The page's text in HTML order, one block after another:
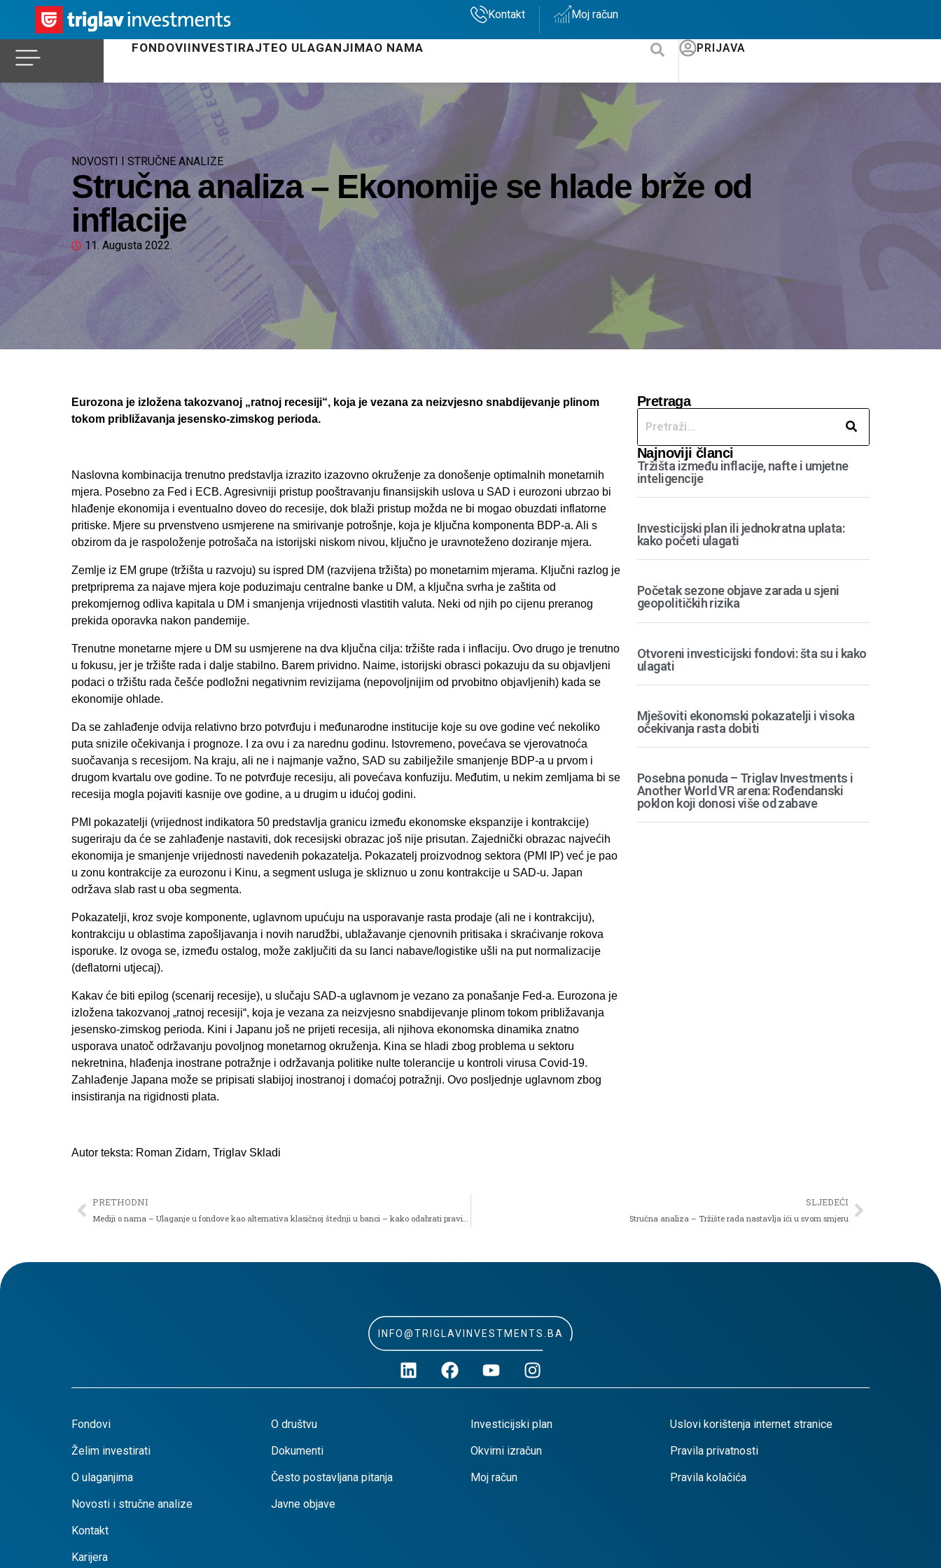
Kontakt Moj račun
FONDOVIINVESTIRAJTEO ULAGANJIMAO NAMA PRIJAVA
NOVOSTI I STRUČNE ANALIZE
Stručna analiza – Ekonomije se hlade brže od
inflacije
11. Augusta 2022.
Eurozona je izložena takozvanoj „ratnoj recesiji“, koja je vezana za neizvjesno snabdijevanje plinom
tokom približavanja jesensko-zimskog perioda.
Naslovna kombinacija trenutno predstavlja izrazito izazovno okruženje za donošenje optimalnih monetarnih
mjera. Posebno za Fed i ECB. Agresivniji pristup pooštravanju finansijskih uslova u SAD i eurozoni ubrzao bi
hlađenje ekonomija i eventualno doveo do recesije, dok blaži pristup možda ne bi mogao obuzdati inflatorne
pritiske. Mjere su prvenstveno usmjerene na smirivanje potrošnje, koja je ključna komponenta BDP-a. Ali s
obzirom da je raspoloženje potrošača na istorijski niskom nivou, ključno je uravnoteženo doziranje mjera.
Zemlje iz EM grupe (tržišta u razvoju) su ispred DM (razvijena tržišta) po monetarnim mjerama. Ključni razlog je
pretpriprema za najave mjera koje poduzimaju centralne banke u DM, a ključna svrha je zaštita od
prekomjernog odliva kapitala u DM i smanjenja vrijednosti vlastitih valuta. Neki od njih po cijenu preranog
prekida oporavka nakon pandemije.
Trenutne monetarne mjere u DM su usmjerene na dva ključna cilja: tržište rada i inflaciju. Ovo drugo je trenutno
u fokusu, jer je tržište rada i dalje stabilno. Barem prividno. Naime, istorijski obrasci pokazuju da su objavljeni
podaci o tržištu rada češće podložni negativnim revizijama (nepovoljnijim od prvobitno objavljenih) kada se
ekonomije ohlade.
Da se zahlađenje odvija relativno brzo potvrđuju i međunarodne institucije koje su ove godine već nekoliko
puta snizile očekivanja i prognoze. I za ovu i za narednu godinu. Istovremeno, povećava se vjerovatnoća
suočavanja s recesijom. Na kraju, ali ne i najmanje važno, SAD su zabilježile smanjenje BDP-a u prvom i
drugom kvartalu ove godine. To ne potvrđuje recesiju, ali povećava konfuziju. Međutim, u nekim zemljama bi se
recesija mogla pojaviti kasnije ove godine, a u drugim u idućoj godini.
PMI pokazatelji (vrijednost indikatora 50 predstavlja granicu između ekonomske ekspanzije i kontrakcije)
sugeriraju da će se zahlađenje nastaviti, dok recesijski obrazac još nije prisutan. Zajednički obrazac najvećih
ekonomija je smanjenje vrijednosti navedenih pokazatelja. Pokazatelj proizvodnog sektora (PMI IP) već je pao
u zonu kontrakcije za eurozonu i Kinu, a segment usluga je skliznuo u zonu kontrakcije u SAD-u. Japan
održava slab rast u oba segmenta.
Pokazatelji, kroz svoje komponente, uglavnom upućuju na usporavanje rasta prodaje (ali ne i kontrakciju),
kontrakciju u oblastima zapošljavanja i novih narudžbi, ublažavanje cjenovnih pritisaka i skraćivanje rokova
isporuke. Iz ovoga se, između ostalog, može zaključiti da su lanci nabave/logistike ušli na put normalizacije
(deflatorni utjecaj).
Kakav će biti epilog (scenarij recesije), u slučaju SAD-a uglavnom je vezano za ponašanje Fed-a. Eurozona je
izložena takozvanoj „ratnoj recesiji“, koja je vezana za neizvjesno snabdijevanje plinom tokom približavanja
jesensko-zimskog perioda. Kini i Japanu još ne prijeti recesija, ali njihova ekonomska dinamika znatno
usporava unatoč održavanju povoljnog monetarnog okruženja. Kina se hladi zbog problema u sektoru
nekretnina, hlađenja inostrane potražnje i održavanja politike nulte tolerancije u kontroli virusa Covid-19.
Zahlađenje Japana može se pripisati slabijoj inostranoj i domaćoj potražnji. Ovo posljednje uglavnom zbog
insistiranja na rigidnosti plata.
Autor teksta: Roman Zidarn, Triglav Skladi
Pretraga
Najnoviji članci
Tržišta između inflacije, nafte i umjetne
inteligencije
Investicijski plan ili jednokratna uplata:
kako početi ulagati
Početak sezone objave zarada u sjeni
geopolitičkih rizika
Otvoreni investicijski fondovi: šta su i kako
ulagati
Mješoviti ekonomski pokazatelji i visoka
očekivanja rasta dobiti
Posebna ponuda – Triglav Investments i
Another World VR arena: Rođendanski
poklon koji donosi više od zabave
PRETHODNI
Mediji o nama – Ulaganje u fondove kao alternativa klasičnoj štednji u banci – kako odabrati pravi fond?
SLJEDEĆI
Stručna analiza – Tržište rada nastavlja ići u svom smjeru
INFO@TRIGLAVINVESTMENTS.BA
Fondovi
Želim investirati
O ulaganjima
Novosti i stručne analize
Kontakt
Karijera
O društvu
Dokumenti
Često postavljana pitanja
Javne objave
Investicijski plan
Okvirni izračun
Moj račun
Uslovi korištenja internet stranice
Pravila privatnosti
Pravila kolačića